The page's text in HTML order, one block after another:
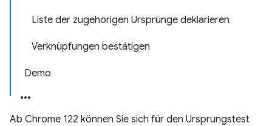
Liste der zugehörigen Ursprünge deklarieren
Verknüpfungen bestätigen
Demo
Ab Chrome 122 können Sie sich für den Ursprungstest